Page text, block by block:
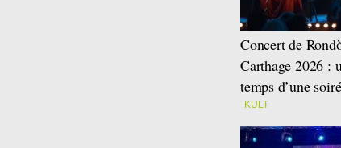
Concert de
Carthage 2026 :
temps d’une
KULT